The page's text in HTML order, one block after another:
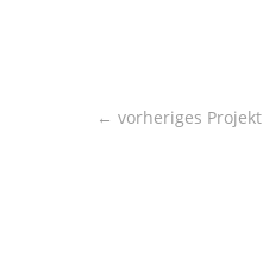
← vorheriges Projekt